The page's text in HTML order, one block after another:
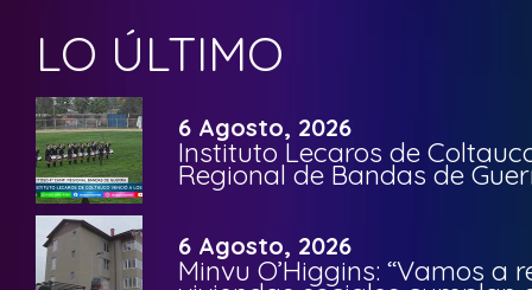
LO ÚLTIMO
6 Agosto, 2026
Instituto Lecaros de
Regional de Bandas de
6 Agosto, 2026
Minvu O’Higgins: “Vamos a